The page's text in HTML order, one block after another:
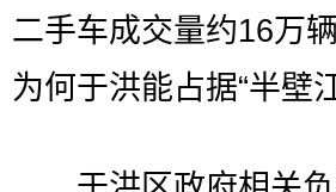
二手车成交量约16万
为何于洪能占据“半壁